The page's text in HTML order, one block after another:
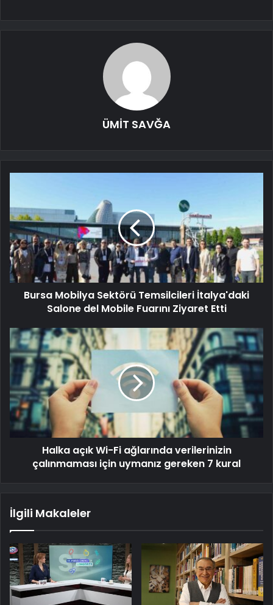
ÜMİT SAVĞA
Bursa Mobilya Sektörü Temsilcileri İtalya'daki
Salone del Mobile Fuarını Ziyaret Etti
Halka açık Wi-Fi ağlarında verilerinizin
çalınmaması için uymanız gereken 7 kural
İlgili Makaleler